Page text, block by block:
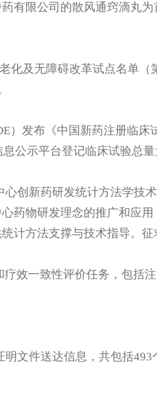
有限公司的散风通窍滴丸
化及无障碍改革试点名单
）发布《中国新药注册临
公示平台登记临床试验总量
心创新药研发统计方法学技
药物研发理念的推广和应
计方法支撑与技术指导。征
效一致性评价任务，包括
明文件送达信息，共包括